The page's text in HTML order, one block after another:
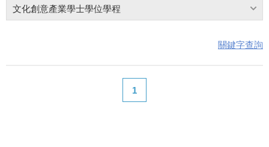
文化創意產業學士學位學程
關鍵字查詢
1